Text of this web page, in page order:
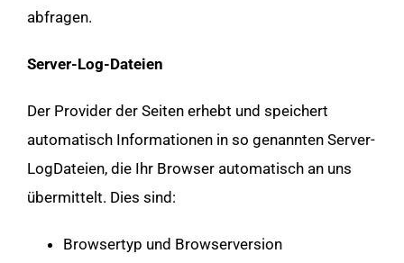
abfragen.
Server-Log-Dateien
Der Provider der Seiten erhebt und speichert
automatisch Informationen in so genannten Server-
LogDateien, die Ihr Browser automatisch an uns
übermittelt. Dies sind:
Browsertyp und Browserversion